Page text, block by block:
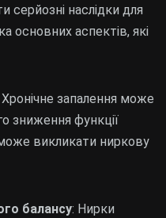
наслідки для
основних аспектів, які
Хронічне запалення може
зниження функції
викликати ниркову
балансу: Нирки